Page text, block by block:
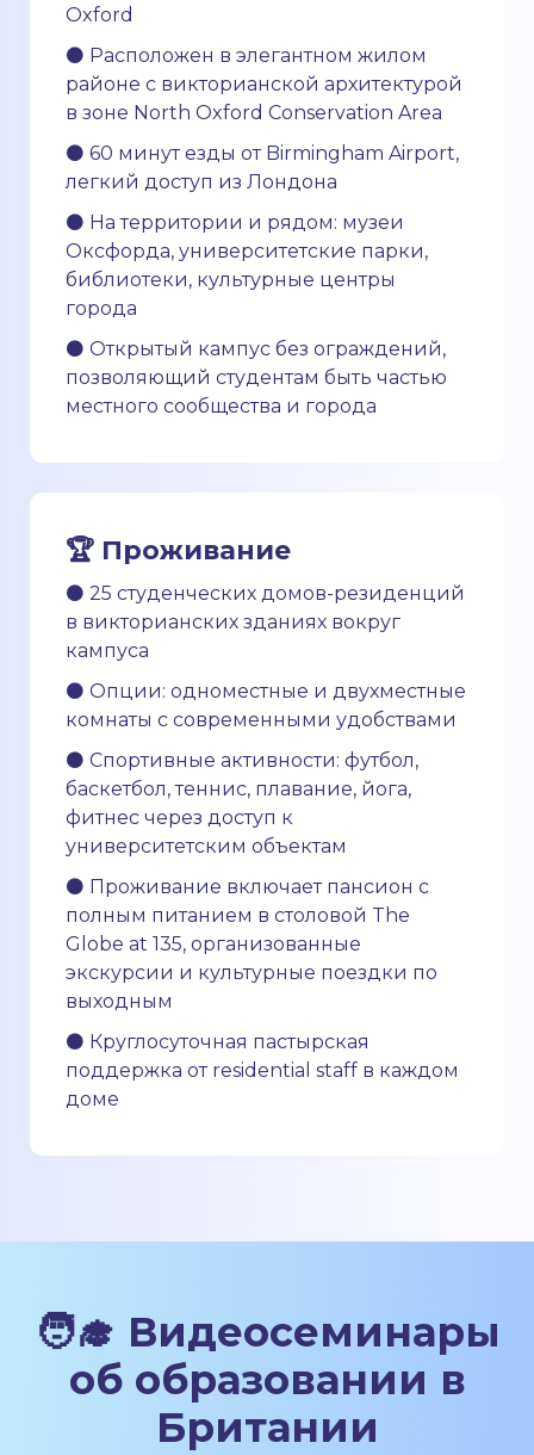
Oxford
⚫ Расположен в элегантном жилом
районе с викторианской архитектурой
в зоне North Oxford Conservation Area
⚫ 60 минут езды от Birmingham Airport,
легкий доступ из Лондона
⚫ На территории и рядом: музеи
Оксфорда, университетские парки,
библиотеки, культурные центры
города
⚫ Открытый кампус без ограждений,
позволяющий студентам быть частью
местного сообщества и города
🏆 Проживание
⚫ 25 студенческих домов-резиденций
в викторианских зданиях вокруг
кампуса
⚫ Опции: одноместные и двухместные
комнаты с современными удобствами
⚫ Спортивные активности: футбол,
баскетбол, теннис, плавание, йога,
фитнес через доступ к
университетским объектам
⚫ Проживание включает пансион с
полным питанием в столовой The
Globe at 135, организованные
экскурсии и культурные поездки по
выходным
⚫ Круглосуточная пастырская
поддержка от residential staff в каждом
доме
🧑‍🎓 Видеосеминары
об образовании в
Британии